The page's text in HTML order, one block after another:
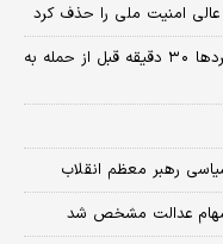
امنیت ملی را حذف کرد
زئیس سازمان هواپیمایی: گزارش ورود هواگردها ٣٠ دقیقه قبل از حمله به
رهبر معظم انقلاب
سهام عدالت مشخص شد